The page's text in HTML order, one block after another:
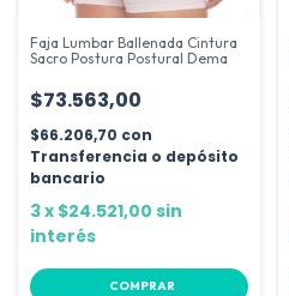
Faja Lumbar Ballenada Cintura
Sacro Postura Postural Dema
$73.563,00
$66.206,70 con
Transferencia o depósito
bancario
3x $24.521,00 sin
interés
COMPRAR